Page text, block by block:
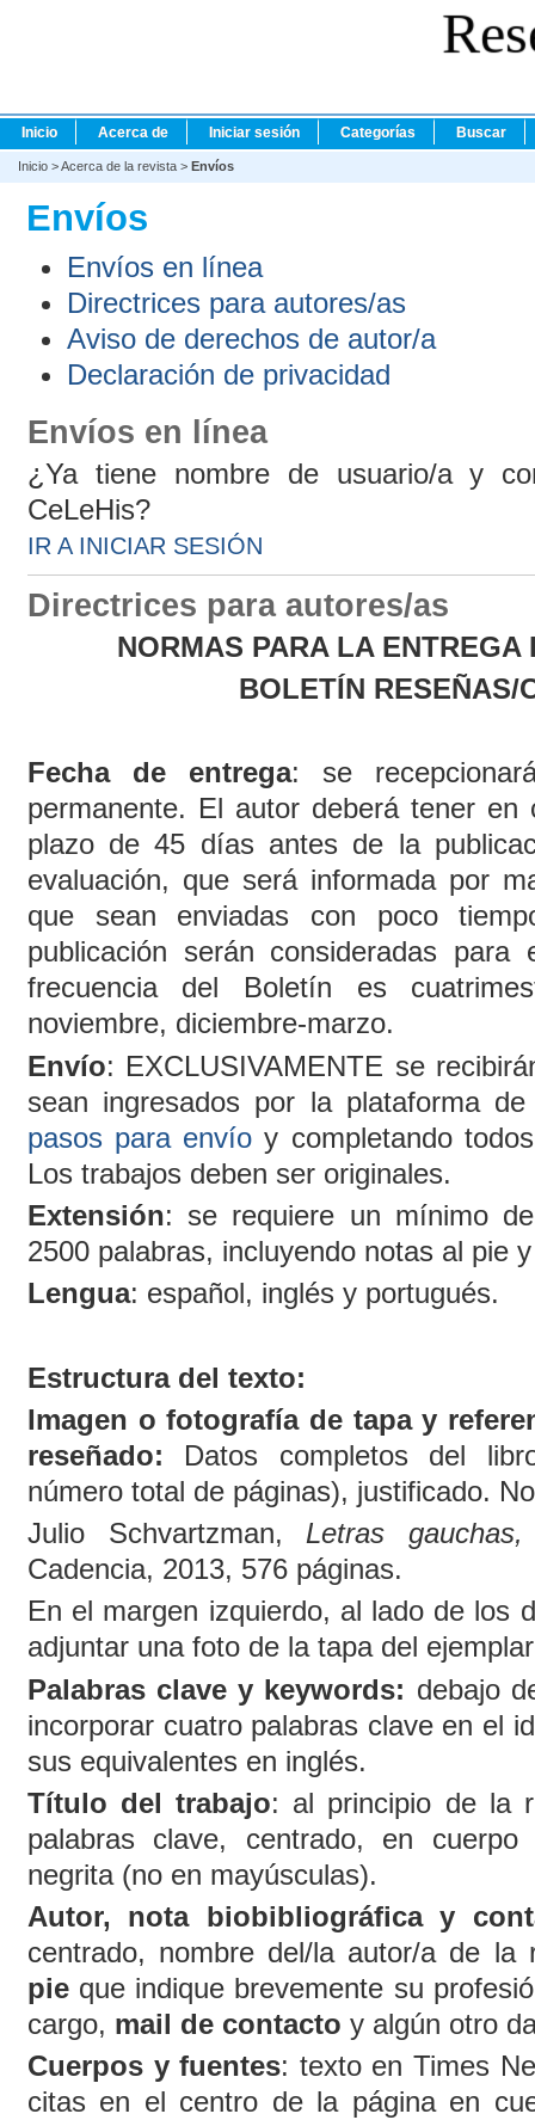
Inicio Acerca de Iniciar sesión Categorías Buscar
Inicio >Acerca de la revista > Envíos
Envíos
Envíos en línea
Directrices para autores/as
Aviso de derechos de autor/a
Declaración de privacidad
Envíos en línea
¿Ya tiene nombre de usuario/a y
CeLeHis?
IR A INICIAR SESIÓN
Directrices para autores/as
NORMAS PARA LA ENTREGA
BOLETÍN RESEÑAS/
Fecha de entrega: se
permanente. El autor deberá tener
plazo de 45 días antes de la
evaluación, que será informada por
que sean enviadas con poco
publicación serán consideradas para
frecuencia del Boletín es
noviembre, diciembre-marzo.
Envío: EXCLUSIVAMENTE se
sean ingresados por la plataforma
pasos para envío y completando
Los trabajos deben ser originales.
Extensión: se requiere un mínimo
2500 palabras, incluyendo notas al pie
Lengua: español, inglés y portugués.
Estructura del texto:
Imagen o fotografía de tapa y
reseñado: Datos completos del
número total de páginas), justificado.
Julio Schvartzman, Letras
Cadencia, 2013, 576 páginas.
En el margen izquierdo, al lado de los
adjuntar una foto de la tapa del
Palabras clave y keywords: debajo
incorporar cuatro palabras clave en el
sus equivalentes en inglés.
Título del trabajo: al principio de la
palabras clave, centrado,
en
negrita (no en mayúsculas).
Autor, nota biobibliográfica y
centrado, nombre del/la autor/a de la
pieque indique brevemente su
cargo, mail de contacto y algún otro
Cuerpos y fuentes: texto en Times
citas en el centro de la página en